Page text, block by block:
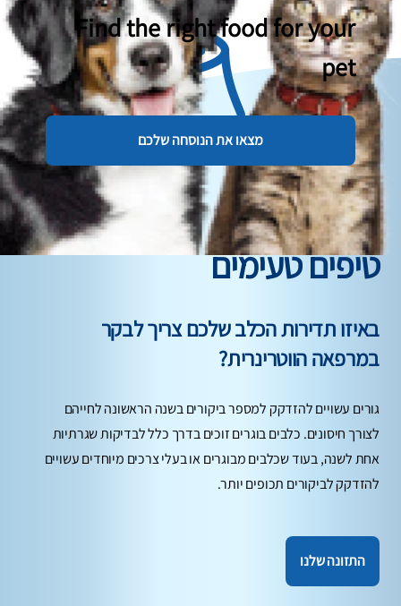
Find the right food for your
pet
מצאו את הנוסחה שלכם
טיפים טעימים
באיזו תדירות הכלב שלכם צריך לבקר
במרפאה הווטרינרית?
גורים עשויים להזדקק למספר ביקורים בשנה הראשונה לחייהם
לצורך חיסונים. כלבים בוגרים זוכים בדרך כלל לבדיקות שגרתיות
אחת לשנה, בעוד שכלבים מבוגרים או בעלי צרכים מיוחדים עשויים
להזדקק לביקורים תכופים יותר.
התזונה שלנו